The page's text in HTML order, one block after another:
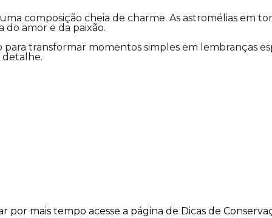
composição cheia de charme. As astromélias em
amor e da paixão.
transformar momentos simples em lembranças
por mais tempo acesse a página de Dicas de